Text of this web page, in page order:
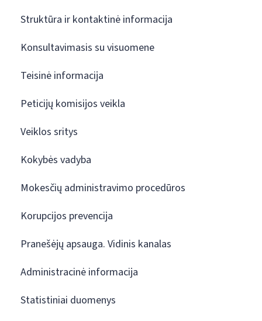
Struktūra ir kontaktinė informacija
Konsultavimasis su visuomene
Teisinė informacija
Peticijų komisijos veikla
Veiklos sritys
Kokybės vadyba
Mokesčių administravimo procedūros
Korupcijos prevencija
Pranešėjų apsauga. Vidinis kanalas
Administracinė informacija
Statistiniai duomenys